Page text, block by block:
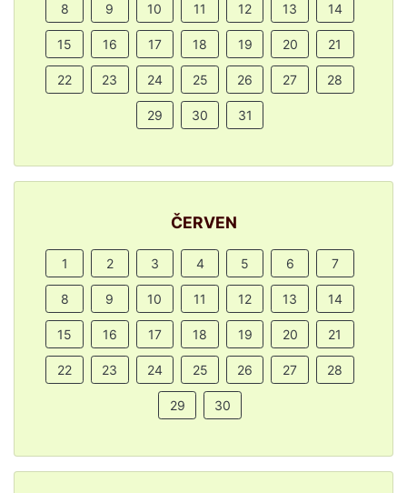
8 9 10 11 12 13 14
15 16 17 18 19 20 21
22 23 24 25 26 27 28
29 30 31
ČERVEN
1 2 3 4 5 6 7
8 9 10 11 12 13 14
15 16 17 18 19 20 21
22 23 24 25 26 27 28
29 30